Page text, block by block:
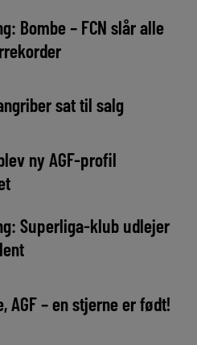
Bombe – FCN slår alle
sat til salg
ny AGF-profil
Superliga-klub udlejer
AGF – en stjerne er født!